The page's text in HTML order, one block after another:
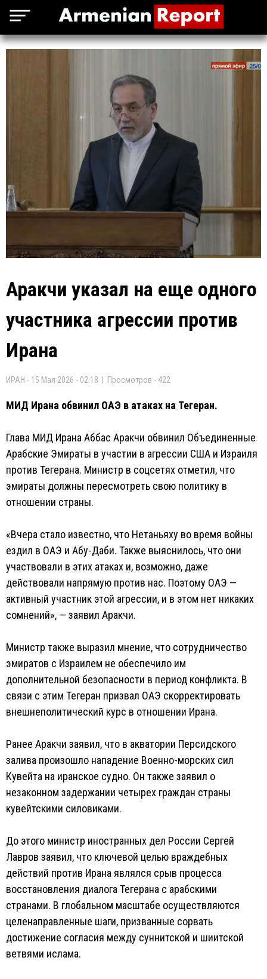
Аракчи указал на еще одного
участника агрессии против
Ирана
ИРАН - 15 Мая 2026 - 02:18 | Просмотров - 422
МИД Ирана обвинил ОАЭ в атаках на Тегеран.
Глава МИД Ирана Аббас Аракчи обвинил Объединенные
Арабские Эмираты в участии в агрессии США и Израиля
против Тегерана. Министр в соцсетях отметил, что
эмираты должны пересмотреть свою политику в
отношении страны.
«Вчера стало известно, что Нетаньяху во время войны
ездил в ОАЭ и Абу-Даби. Также выяснилось, что они
участвовали в этих атаках и, возможно, даже
действовали напрямую против нас. Поэтому ОАЭ —
активный участник этой агрессии, и в этом нет никаких
сомнений», — заявил Аракчи.
Министр также выразил мнение, что сотрудничество
эмиратов с Израилем не обеспечило им
дополнительной безопасности в период конфликта. В
связи с этим Тегеран призвал ОАЭ скорректировать
внешнеполитический курс в отношении Ирана.
Ранее Аракчи заявил, что в акватории Персидского
залива произошло нападение Военно-морских сил
Кувейта на иранское судно. Он также заявил о
незаконном задержании четырех граждан страны
кувейтскими силовиками.
До этого министр иностранных дел России Сергей
Лавров заявил, что ключевой целью враждебных
действий против Ирана являлся срыв процесса
восстановления диалога Тегерана с арабскими
странами. В глобальном масштабе осуществляются
целенаправленные шаги, призванные сорвать
достижение согласия между суннитской и шиитской
ветвями ислама.